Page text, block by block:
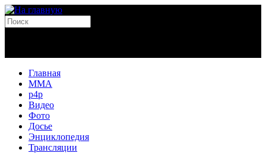
Главная
MMA
p4p
Видео
Фото
Досье
Энциклопедия
Трансляции